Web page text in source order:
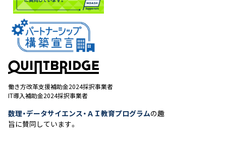
働き方改革支援補助金2024採択事業者
IT導入補助金2024採択事業者
数理・データサイエンス・ＡＩ教育プログラムの趣
旨に賛同しています。